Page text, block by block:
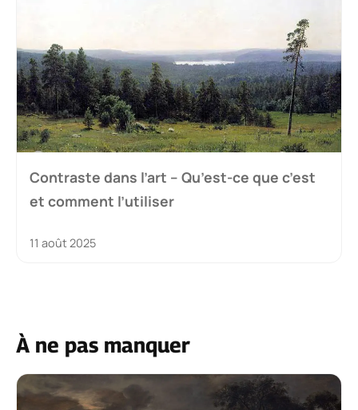
Contraste dans l’art – Qu’est-ce que c’est
et comment l’utiliser
11 août 2025
À ne pas manquer